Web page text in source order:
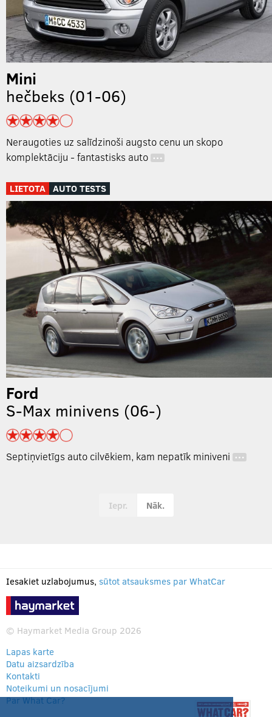
Mini
hečbeks (01-06)
Neraugoties uz salīdzinoši augsto cenu un skopo
komplektāciju - fantastisks auto …
LIETOTA AUTO TESTS
Ford
S-Max minivens (06-)
Septiņvietīgs auto cilvēkiem, kam nepatīk miniveni …
Iepr. Nāk.
Iesakiet uzlabojumus, sūtot atsauksmes par WhatCar
© Haymarket Media Group 2026
Lapas karte
Datu aizsardzība
Kontakti
Noteikumi un nosacījumi
Par What Car?